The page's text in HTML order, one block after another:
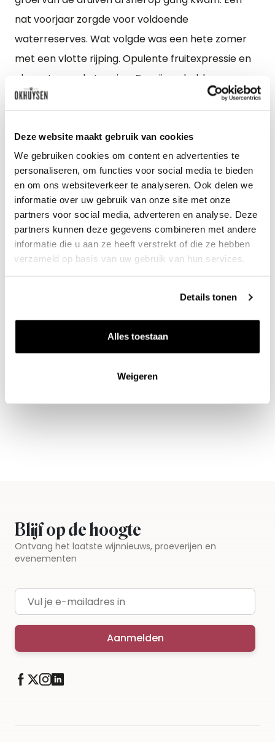
Deze website maakt gebruik van cookies
We gebruiken cookies om content en advertenties te
personaliseren, om functies voor social media te bieden
en om ons websiteverkeer te analyseren. Ook delen we
informatie over uw gebruik van onze site met onze
partners voor social media, adverteren en analyse. Deze
partners kunnen deze gegevens combineren met andere
informatie die u aan ze heeft verstrekt of die ze hebben
verzameld op basis van uw gebruik van hun services.
Details tonen
Alles toestaan
Weigeren
nat voorjaar zorgde voor voldoende
waterreserves. Wat volgde was een hete zomer
met een vlotte rijping. Opulente fruitexpressie en
elegante, ronde tannine. De wijnen hebben een
gul, open karakter en heldere zuren. Al op jonge
Benieuwd naar ons
wijnaanbod?
Blijf op de hoogte
Ontvang het laatste wijnnieuws, proeverijen en
evenementen
E-mailadres
Aanmelden